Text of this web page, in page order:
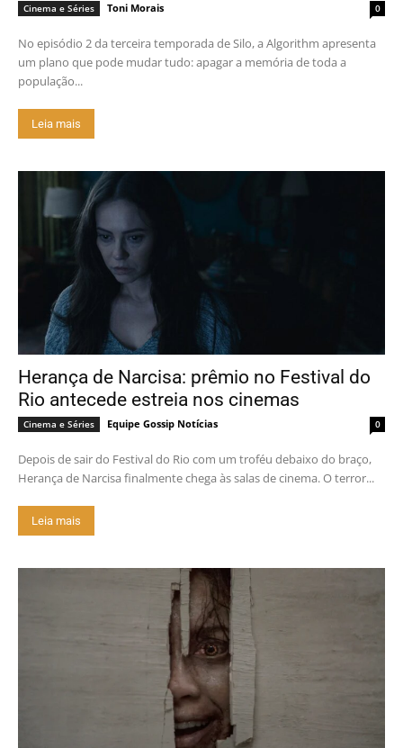
Cinema e Séries Toni Morais 0
No episódio 2 da terceira temporada de Silo, a Algorithm apresenta
um plano que pode mudar tudo: apagar a memória de toda a
população...
Leia mais
Herança de Narcisa: prêmio no Festival do
Rio antecede estreia nos cinemas
Cinema e Séries Equipe Gossip Notícias 0
Depois de sair do Festival do Rio com um troféu debaixo do braço,
Herança de Narcisa finalmente chega às salas de cinema. O terror...
Leia mais